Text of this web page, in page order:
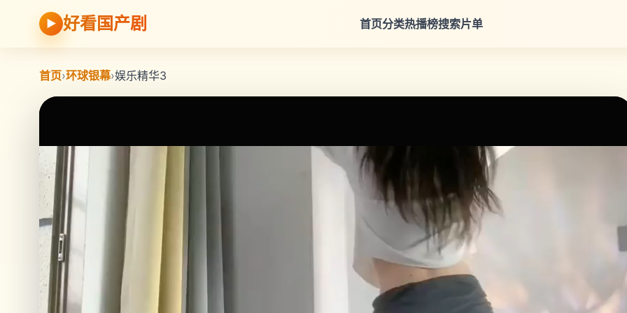
▶ 好看国产剧 首页分类热播榜搜索片单
首页›环球银幕›娱乐精华3